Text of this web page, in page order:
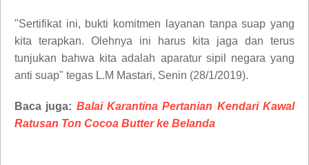
"Sertifikat ini, bukti komitmen layanan tanpa suap yang
kita terapkan. Olehnya ini harus kita jaga dan terus
tunjukan bahwa kita adalah aparatur sipil negara yang
anti suap" tegas L.M Mastari, Senin (28/1/2019).
Baca juga: Balai Karantina Pertanian Kendari Kawal
Ratusan Ton Cocoa Butter ke Belanda